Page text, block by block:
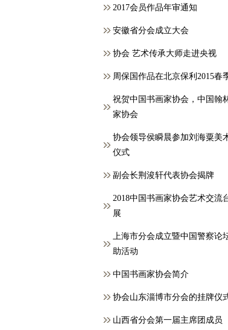
2017会员作品年审通知
安徽省分会成立大会
协会 艺术传承大师走进央视
周保国作品在北京保利2015春
祝贺中国书画家协会，中国翰
家协会
协会领导侯瞬晨参加刘海粟美
仪式
副会长荆浚轩代表协会揭牌
2018中国书画家协会艺术交流
展
上海市分会成立暨中国警察论
助活动
中国书画家协会简介
协会山东淄博市分会的挂牌仪
山西省分会第一届主席团成员